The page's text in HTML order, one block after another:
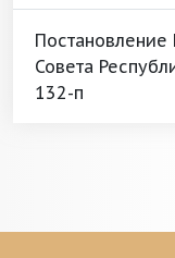
Совета
132-п